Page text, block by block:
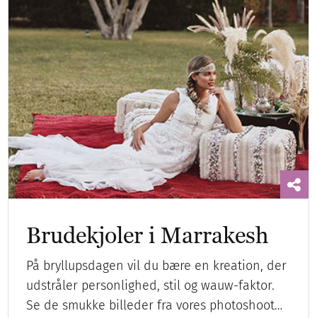
Brudekjoler i Marrakesh
På bryllupsdagen vil du bære en kreation, der
udstråler personlighed, stil og wauw-faktor.
Se de smukke billeder fra vores photoshoot…